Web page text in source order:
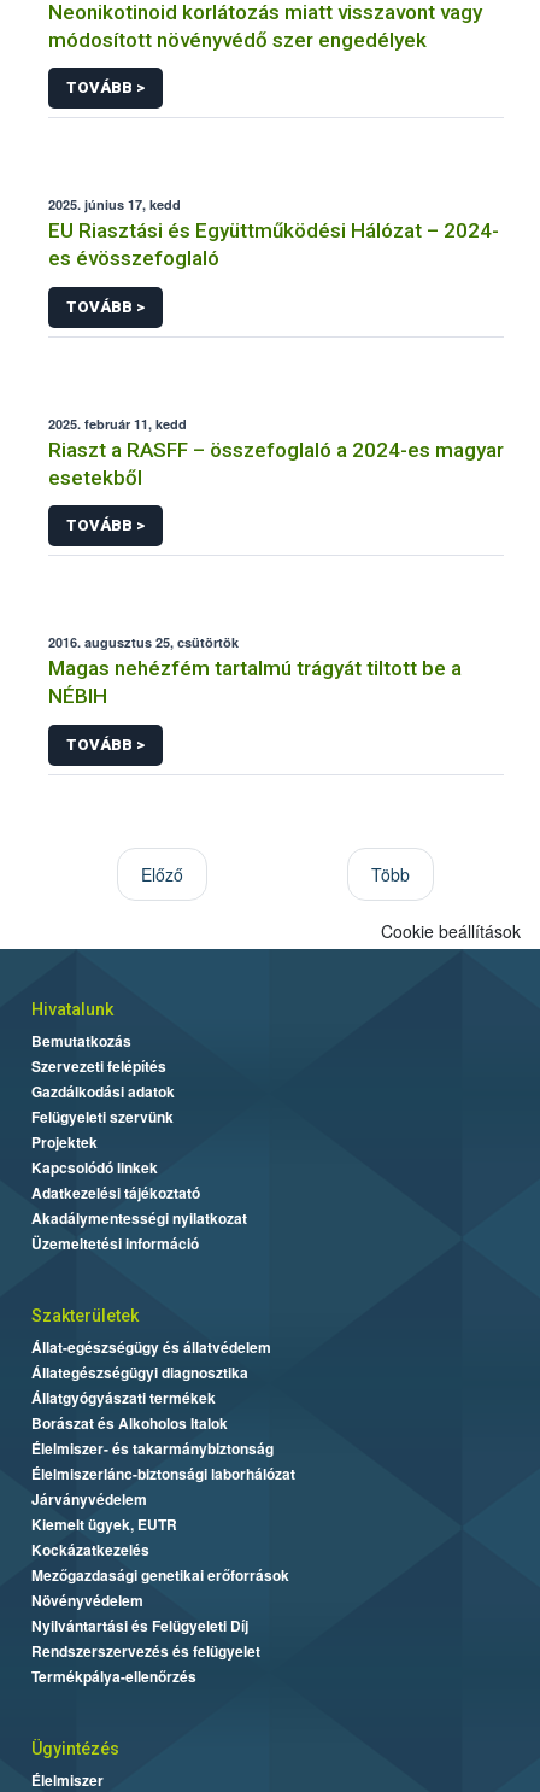
Neonikotinoid korlátozás miatt visszavont vagy
módosított növényvédő szer engedélyek
TOVÁBB >
2025. június 17, kedd
EU Riasztási és Együttműködési Hálózat – 2024-
es évösszefoglaló
TOVÁBB >
2025. február 11, kedd
Riaszt a RASFF – összefoglaló a 2024-es magyar
esetekből
TOVÁBB >
2016. augusztus 25, csütörtök
Magas nehézfém tartalmú trágyát tiltott be a
NÉBIH
TOVÁBB >
Előző Több
Cookie beállítások
Hivatalunk
Bemutatkozás
Szervezeti felépítés
Gazdálkodási adatok
Felügyeleti szervünk
Projektek
Kapcsolódó linkek
Adatkezelési tájékoztató
Akadálymentességi nyilatkozat
Üzemeltetési információ
Szakterületek
Állat-egészségügy és állatvédelem
Állategészségügyi diagnosztika
Állatgyógyászati termékek
Borászat és Alkoholos Italok
Élelmiszer- és takarmánybiztonság
Élelmiszerlánc-biztonsági laborhálózat
Járványvédelem
Kiemelt ügyek, EUTR
Kockázatkezelés
Mezőgazdasági genetikai erőforrások
Növényvédelem
Nyilvántartási és Felügyeleti Díj
Rendszerszervezés és felügyelet
Termékpálya-ellenőrzés
Ügyintézés
Élelmiszer